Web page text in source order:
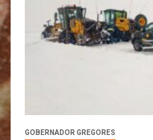
GOBERNADOR GREGORES